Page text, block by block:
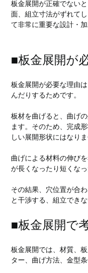
板金展開が正確でない
面、組立寸法がずれて
て非常に重要な設計・加
■板金展開が
板金展開が必要な理由
んだりするためです。
板材を曲げると、曲げ
ます。そのため、完成
しい展開形状にはなりま
曲げによる材料の伸び
が長くなったり短くなっ
その結果、穴位置が合
と干渉する、組立でき
■板金展開で
板金展開では、材質、
ター、曲げ方法、金型